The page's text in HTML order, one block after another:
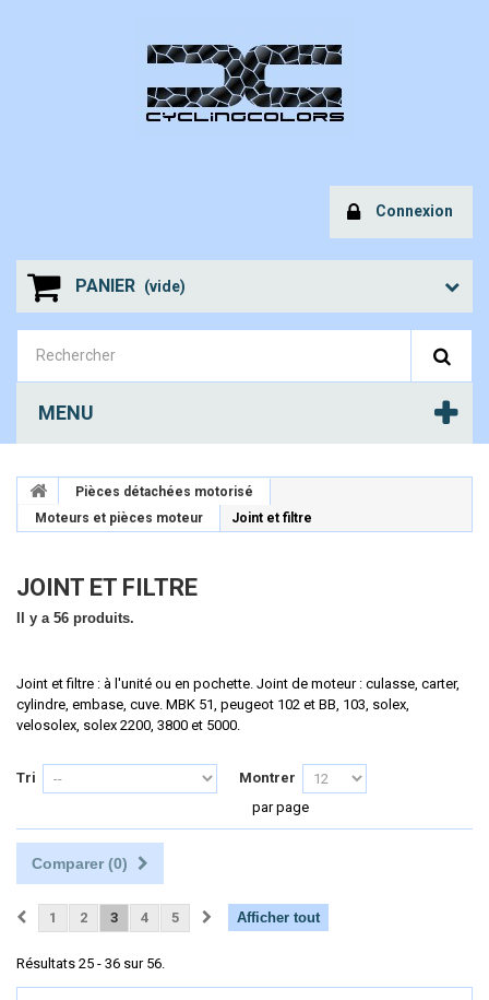
Connexion
PANIER (vide)
MENU
Pièces détachées motorisé
Moteurs et pièces moteur
Joint et filtre
JOINT ET FILTRE
Il y a 56 produits.
Joint et filtre : à l'unité ou en pochette. Joint de moteur : culasse, carter,
cylindre, embase, cuve. MBK 51, peugeot 102 et BB, 103, solex,
velosolex, solex 2200, 3800 et 5000.
Tri
Montrer
par page
Comparer (0)
Afficher tout
1 2 3 4 5
Résultats 25 - 36 sur 56.